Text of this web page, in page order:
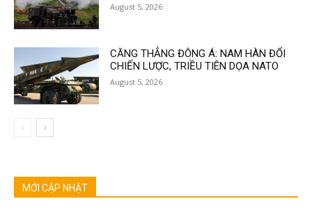
August 5, 2026
CĂNG THẲNG ĐÔNG Á: NAM HÀN ĐỔI
CHIẾN LƯỢC, TRIỀU TIÊN DỌA NATO
August 5, 2026
MỚI CẬP NHẬT